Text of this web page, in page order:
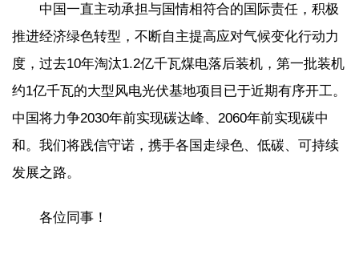
中国一直主动承担与国情相符合的国际责任，积极
推进经济绿色转型，不断自主提高应对气候变化行动力
度，过去10年淘汰1.2亿千瓦煤电落后装机，第一批装机
约1亿千瓦的大型风电光伏基地项目已于近期有序开工。
中国将力争2030年前实现碳达峰、2060年前实现碳中
和。我们将践信守诺，携手各国走绿色、低碳、可持续
发展之路。
各位同事！